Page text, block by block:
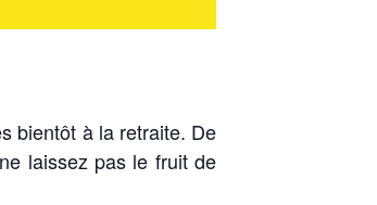
bientôt à la retraite. De
laissez pas le fruit de